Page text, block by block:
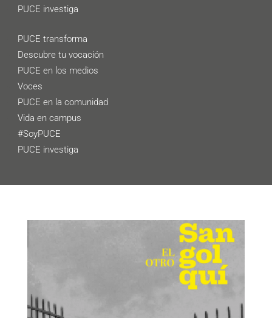
PUCE investiga
PUCE transforma
Descubre tu vocación
PUCE en los medios
Voces
PUCE en la comunidad
Vida en campus
#SoyPUCE
PUCE investiga